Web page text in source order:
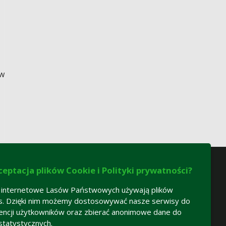
plików Cookie i Polityki prywatności?
Lasów Państwowych używają plików
Dzięki nim możemy dostosowywać nasze serwisy do
użytkowników oraz zbierać anonimowe dane do